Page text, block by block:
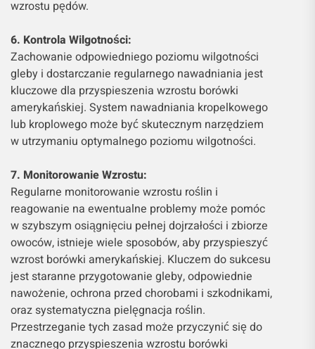
wzrostu pędów.
6. Kontrola Wilgotności:
Zachowanie odpowiedniego poziomu wilgotności
gleby i dostarczanie regularnego nawadniania jest
kluczowe dla przyspieszenia wzrostu borówki
amerykańskiej. System nawadniania kropelkowego
lub kroplowego może być skutecznym narzędziem
w utrzymaniu optymalnego poziomu wilgotności.
7. Monitorowanie Wzrostu:
Regularne monitorowanie wzrostu roślin i
reagowanie na ewentualne problemy może pomóc
w szybszym osiągnięciu pełnej dojrzałości i zbiorze
owoców, istnieje wiele sposobów, aby przyspieszyć
wzrost borówki amerykańskiej. Kluczem do sukcesu
jest staranne przygotowanie gleby, odpowiednie
nawożenie, ochrona przed chorobami i szkodnikami,
oraz systematyczna pielęgnacja roślin.
Przestrzeganie tych zasad może przyczynić się do
znacznego przyspieszenia wzrostu borówki